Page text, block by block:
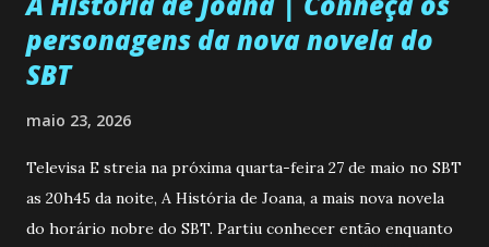
personagens da nova novela do
SBT
maio 23, 2026
Televisa E streia na próxima quarta-feira 27 de maio no SBT
as 20h45 da noite, A História de Joana, a mais nova novela
do horário nobre do SBT. Partiu conhecer então enquanto